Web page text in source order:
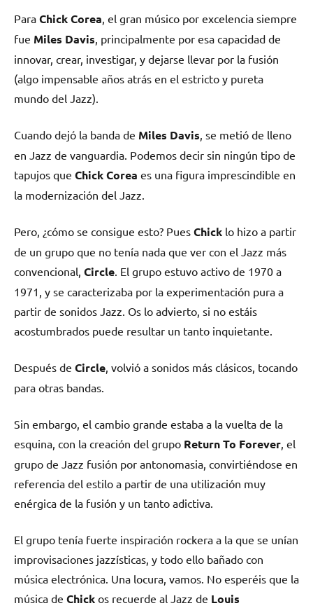
Para Chick Corea, el gran músico por excelencia siempre
fue Miles Davis, principalmente por esa capacidad de
innovar, crear, investigar, y dejarse llevar por la fusión
(algo impensable años atrás en el estricto y pureta
mundo del Jazz).
Cuando dejó la banda de Miles Davis, se metió de lleno
en Jazz de vanguardia. Podemos decir sin ningún tipo de
tapujos que Chick Corea es una figura imprescindible en
la modernización del Jazz.
Pero, ¿cómo se consigue esto? Pues Chick lo hizo a partir
de un grupo que no tenía nada que ver con el Jazz más
convencional, Circle. El grupo estuvo activo de 1970 a
1971, y se caracterizaba por la experimentación pura a
partir de sonidos Jazz. Os lo advierto, si no estáis
acostumbrados puede resultar un tanto inquietante.
Después de Circle, volvió a sonidos más clásicos, tocando
para otras bandas.
Sin embargo, el cambio grande estaba a la vuelta de la
esquina, con la creación del grupo Return To Forever, el
grupo de Jazz fusión por antonomasia, convirtiéndose en
referencia del estilo a partir de una utilización muy
enérgica de la fusión y un tanto adictiva.
El grupo tenía fuerte inspiración rockera a la que se unían
improvisaciones jazzísticas, y todo ello bañado con
música electrónica. Una locura, vamos. No esperéis que la
música de Chick os recuerde al Jazz de Louis